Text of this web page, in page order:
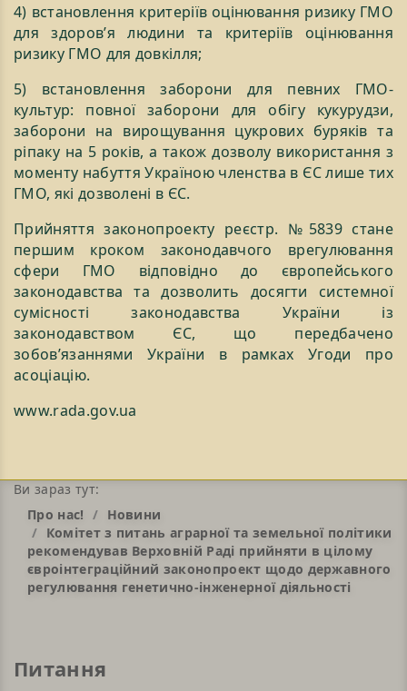
4) встановлення критеріїв оцінювання ризику ГМО
для здоров’я людини та критеріїв оцінювання
ризику ГМО для довкілля;
5) встановлення заборони для певних ГМО-
культур: повної заборони для обігу кукурудзи,
заборони на вирощування цукрових буряків та
ріпаку на 5 років, а також дозволу використання з
моменту набуття Україною членства в ЄС лише тих
ГМО, які дозволені в ЄС.
Прийняття законопроекту реєстр. №5839 стане
першим кроком законодавчого врегулювання
сфери ГМО відповідно до європейського
законодавства та дозволить досягти системної
сумісності законодавства України із
законодавством ЄС, що передбачено
зобов’язаннями України в рамках Угоди про
асоціацію.
www.rada.gov.ua
Ви зараз тут:
Про нас!
Новини
Комітет з питань аграрної та земельної політики
рекомендував Верховній Раді прийняти в цілому
євроінтеграційний законопроект щодо державного
регулювання генетично-інженерної діяльності
Питання